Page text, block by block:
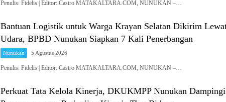
Penulis: Fidelis | Editor: Castro MATAKALTARA.COM, NUNUKAN –…
Bantuan Logistik untuk Warga Krayan Selatan Dikirim
Udara, BPBD Nunukan Siapkan 7 Kali Penerbangan
Nunukan 5 Agustus 2026
Penulis: Fidelis | Editor: Castro MATAKALTARA.COM, NUNUKAN –…
Perkuat Tata Kelola Kinerja, DKUKMPP Nunukan Dampingi